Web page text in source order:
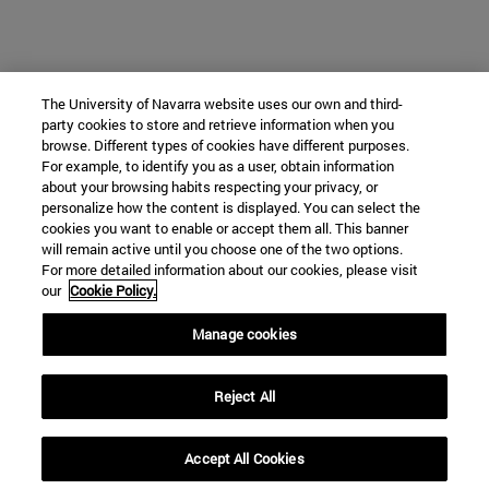
The University of Navarra website uses our own and third-
party cookies to store and retrieve information when you
browse. Different types of cookies have different purposes.
For example, to identify you as a user, obtain information
about your browsing habits respecting your privacy, or
personalize how the content is displayed. You can select the
cookies you want to enable or accept them all. This banner
will remain active until you choose one of the two options.
For more detailed information about our cookies, please visit
our Cookie Policy.
Manage cookies
Reject All
Accept All Cookies